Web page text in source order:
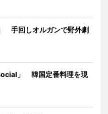
手回しオルガンで野外劇
」 韓国定番料理を現